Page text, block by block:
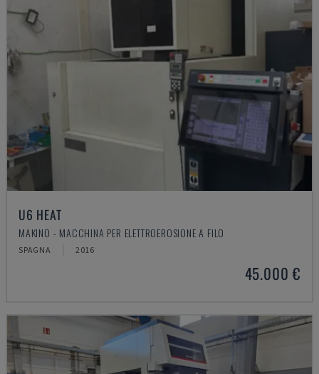
U6 HEAT
MAKINO - MACCHINA PER ELETTROEROSIONE A FILO
SPAGNA 2016
45.000 €